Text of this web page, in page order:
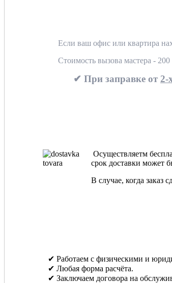
Если ваш офис или квартира
Стоимость вызова мастера -
✔ При заправке от 2-
Осуществляетм
срок доставки может
В случае, когда заказ
✔ Работаем с физическими и
✔ Любая форма расчёта.
✔ Заключаем договора на